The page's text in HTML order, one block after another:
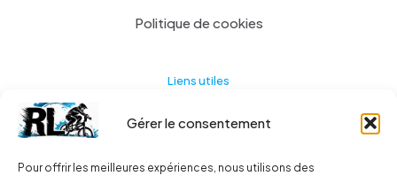
Gérer le consentement
Pour offrir les meilleures expériences, nous utilisons des
Politique de cookies
Liens utiles
Actualités
A propos